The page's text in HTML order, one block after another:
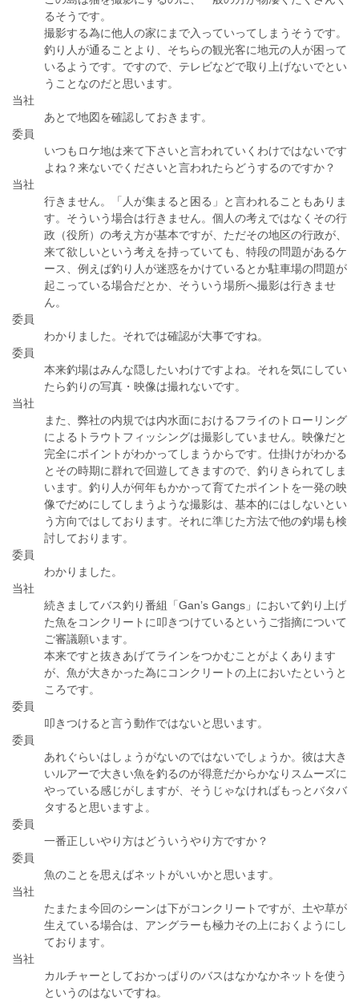
るそうです。
撮影する為に他人の家にまで入っていってしまうそうです。
釣り人が通ることより、そちらの観光客に地元の人が困って
いるようです。ですので、テレビなどで取り上げないでとい
うことなのだと思います。
当社
あとで地図を確認しておきます。
委員
いつもロケ地は来て下さいと言われていくわけではないです
よね？来ないでくださいと言われたらどうするのですか？
当社
行きません。「人が集まると困る」と言われることもありま
す。そういう場合は行きません。個人の考えではなくその行
政（役所）の考え方が基本ですが、ただその地区の行政が、
来て欲しいという考えを持っていても、特段の問題があるケ
ース、例えば釣り人が迷惑をかけているとか駐車場の問題が
起こっている場合だとか、そういう場所へ撮影は行きませ
ん。
委員
わかりました。それでは確認が大事ですね。
委員
本来釣場はみんな隠したいわけですよね。それを気にしてい
たら釣りの写真・映像は撮れないです。
当社
また、弊社の内規では内水面におけるフライのトローリング
によるトラウトフィッシングは撮影していません。映像だと
完全にポイントがわかってしまうからです。仕掛けがわかる
とその時期に群れで回遊してきますので、釣りきられてしま
います。釣り人が何年もかかって育てたポイントを一発の映
像でだめにしてしまうような撮影は、基本的にはしないとい
う方向ではしております。それに準じた方法で他の釣場も検
討しております。
委員
わかりました。
当社
続きましてバス釣り番組「Gan’s Gangs」において釣り上げ
た魚をコンクリートに叩きつけているというご指摘について
ご審議願います。
本来ですと抜きあげてラインをつかむことがよくあります
が、魚が大きかった為にコンクリートの上においたというと
ころです。
委員
叩きつけると言う動作ではないと思います。
委員
あれぐらいはしょうがないのではないでしょうか。彼は大き
いルアーで大きい魚を釣るのが得意だからかなりスムーズに
やっている感じがしますが、そうじゃなければもっとバタバ
タすると思いますよ。
委員
一番正しいやり方はどういうやり方ですか？
委員
魚のことを思えばネットがいいかと思います。
当社
たまたま今回のシーンは下がコンクリートですが、土や草が
生えている場合は、アングラーも極力その上におくようにし
ております。
当社
カルチャーとしておかっぱりのバスはなかなかネットを使う
というのはないですね。